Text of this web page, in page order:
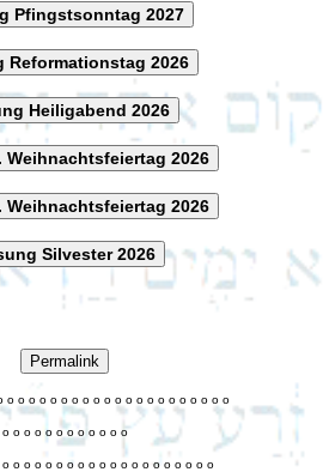
Pfingstsonntag 2027
Reformationstag 2026
Heiligabend 2026
Weihnachtsfeiertag 2026
Weihnachtsfeiertag 2026
Silvester 2026
Permalink
o o o o o o o o o o o o o o o o o o o o o
o o o o o o o o o o o o
o o o o o o o o o o o o o o o o o o o o